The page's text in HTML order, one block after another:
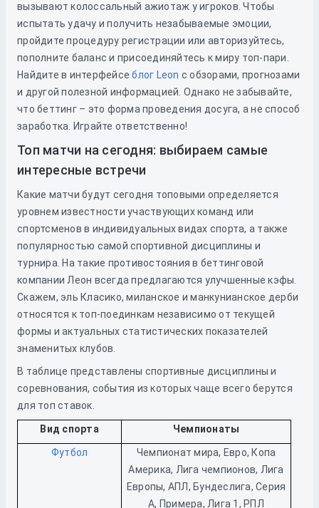
вызывают колоссальный ажиотаж у игроков. Чтобы
испытать удачу и получить незабываемые эмоции,
пройдите процедуру регистрации или авторизуйтесь,
пополните баланс и присоединяйтесь к миру топ-пари.
Найдите в интерфейсеблог Leon с обзорами, прогнозами
и другой полезной информацией. Однако не забывайте,
что беттинг – это форма проведения досуга, а не способ
заработка. Играйте ответственно!
Топ матчи на сегодня: выбираем самые
интересные встречи
Какие матчи будут сегодня топовыми определяется
уровнем известности участвующих команд или
спортсменов в индивидуальных видах спорта, а также
популярностью самой спортивной дисциплины и
турнира. На такие противостояния в беттинговой
компании Леон всегда предлагаются улучшенные кэфы.
Скажем, эль Класико, миланское и манкунианское дерби
относятся к топ-поединкам независимо от текущей
формы и актуальных статистических показателей
знаменитых клубов.
В таблице представлены спортивные дисциплины и
соревнования, события из которых чаще всего берутся
для топ ставок.
Вид спорта Чемпионаты
Футбол
Чемпионат мира, Евро, Копа
Америка, Лига чемпионов, Лига
Европы, АПЛ, Бундеслига, Серия
А, Примера, Лига 1, РПЛ